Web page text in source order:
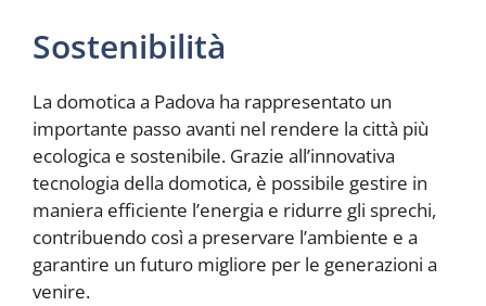
Sostenibilità
La domotica a Padova ha rappresentato un
importante passo avanti nel rendere la città più
ecologica e sostenibile. Grazie all’innovativa
tecnologia della domotica, è possibile gestire in
maniera efficiente l’energia e ridurre gli sprechi,
contribuendo così a preservare l’ambiente e a
garantire un futuro migliore per le generazioni a
venire.